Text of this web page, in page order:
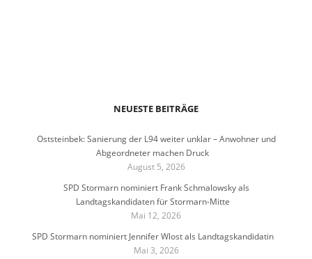
NEUESTE BEITRÄGE
Oststeinbek: Sanierung der L94 weiter unklar – Anwohner und
Abgeordneter machen Druck
August 5, 2026
SPD Stormarn nominiert Frank Schmalowsky als
Landtagskandidaten für Stormarn-Mitte
Mai 12, 2026
SPD Stormarn nominiert Jennifer Wlost als Landtagskandidatin
Mai 3, 2026